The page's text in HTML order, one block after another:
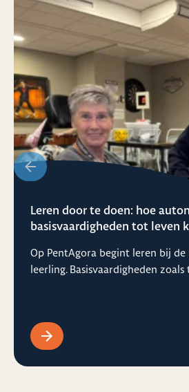
Leren door te doen: hoe
basisvaardigheden tot leven
Op PentAgora begint leren bij
leerling. Basisvaardigheden zoals